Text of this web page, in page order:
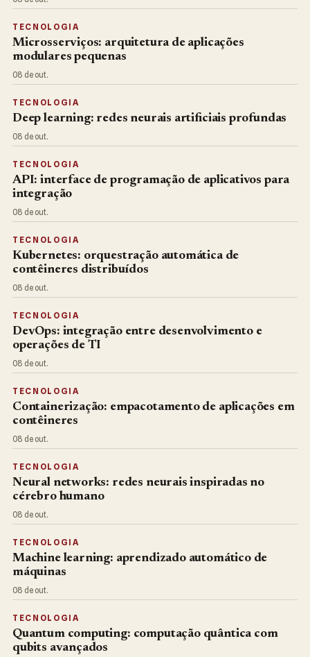
TECNOLOGIA
Microsserviços: arquitetura de aplicações
modulares pequenas
08 de out.
TECNOLOGIA
Deep learning: redes neurais artificiais profundas
08 de out.
TECNOLOGIA
API: interface de programação de aplicativos para
integração
08 de out.
TECNOLOGIA
Kubernetes: orquestração automática de
contêineres distribuídos
08 de out.
TECNOLOGIA
DevOps: integração entre desenvolvimento e
operações de TI
08 de out.
TECNOLOGIA
Containerização: empacotamento de aplicações em
contêineres
08 de out.
TECNOLOGIA
Neural networks: redes neurais inspiradas no
cérebro humano
08 de out.
TECNOLOGIA
Machine learning: aprendizado automático de
máquinas
08 de out.
TECNOLOGIA
Quantum computing: computação quântica com
qubits avançados